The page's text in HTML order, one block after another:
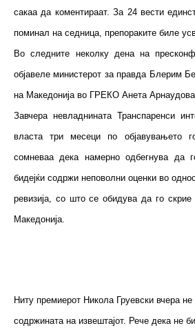
сакаа да коментираат. За 24 вести
поминал на седница, препораките биле
Во следните неколку дена на
објавеле министерот за правда Блерим
на Македонија во ГРЕКО Анета
Завчера невладнината Транспаренси
власта три месеци по објавувањето
сомневаа дека намерно одбегнува да
бидејќи содржи неповолни оценки во
ревизија, со што се обидува да го скрие
Македонија.
Ниту премиерот Никола Груевски вчера
содржината на извештајот. Рече дека не